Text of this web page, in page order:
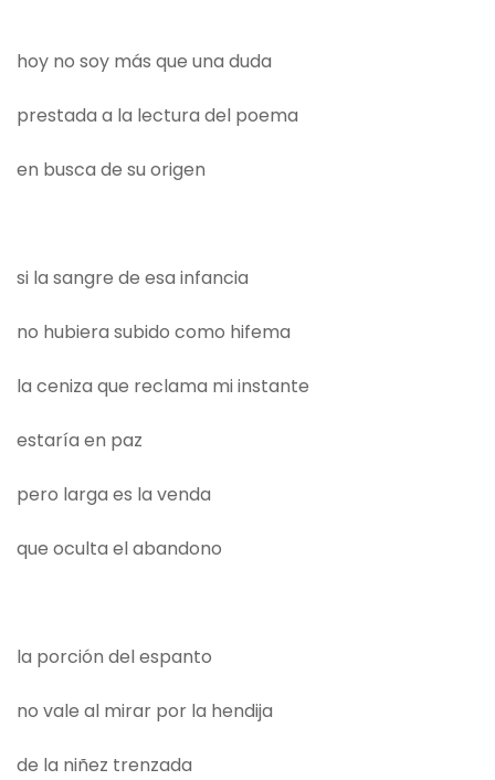
hoy no soy más que una duda
prestada a la lectura del poema
en busca de su origen
si la sangre de esa infancia
no hubiera subido como hifema
la ceniza que reclama mi instante
estaría en paz
pero larga es la venda
que oculta el abandono
la porción del espanto
no vale al mirar por la hendija
de la niñez trenzada